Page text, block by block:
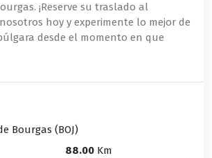
¡Reserve su traslado al
hoy y experimente lo mejor de
desde el momento en que
Bourgas (BOJ)
88.00 Km